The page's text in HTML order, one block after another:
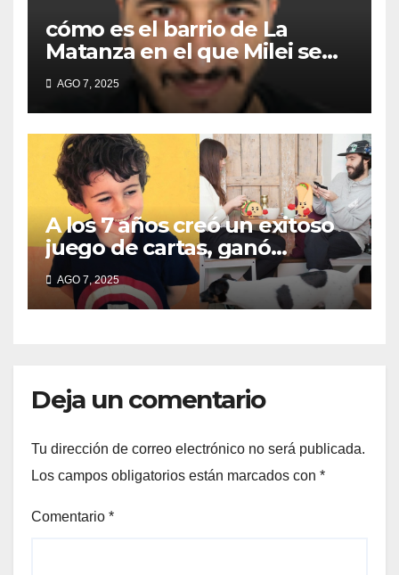
cómo es el barrio de La
Matanza en el que Milei se
sacó la foto de lanzamiento
de campaña en provincia de
Buenos Aires
AGO 7, 2025
A los 7 años creó un exitoso
juego de cartas, ganó
millones y ahora vendió la
idea para cumplir su sueño
AGO 7, 2025
Deja un comentario
Tu dirección de correo electrónico no será publicada.
Los campos obligatorios están marcados con *
Comentario *